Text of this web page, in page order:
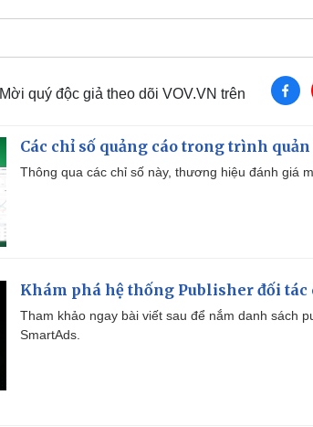
Mời quý độc giả theo dõi VOV.VN trên
Các chỉ số quảng cáo trong trình
Thông qua các chỉ số này, thương hiệu đánh giá
Khám phá hệ thống Publisher đối tác
Tham khảo ngay bài viết sau để nắm danh sách
SmartAds.